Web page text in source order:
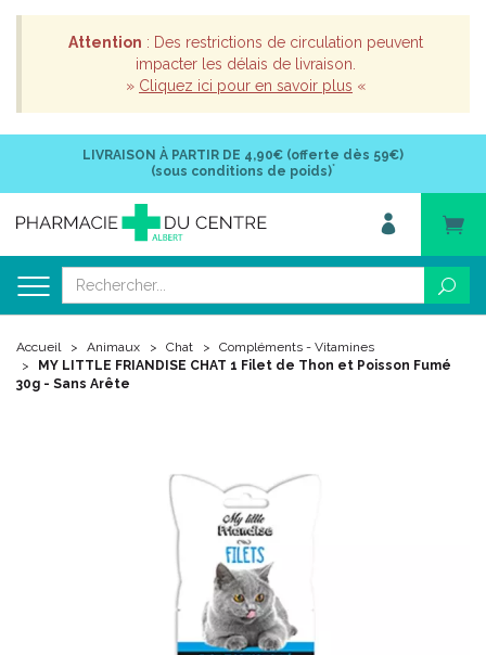
Attention : Des restrictions de circulation peuvent
impacter les délais de livraison.
» Cliquez ici pour en savoir plus «
LIVRAISON À PARTIR DE 4,90€ (offerte dès 59€)
(sous conditions de poids)*
Accueil Animaux Chat
Compléments - Vitamines
MY LITTLE FRIANDISE CHAT 1 Filet de Thon et Poisson Fumé
30g - Sans Arête